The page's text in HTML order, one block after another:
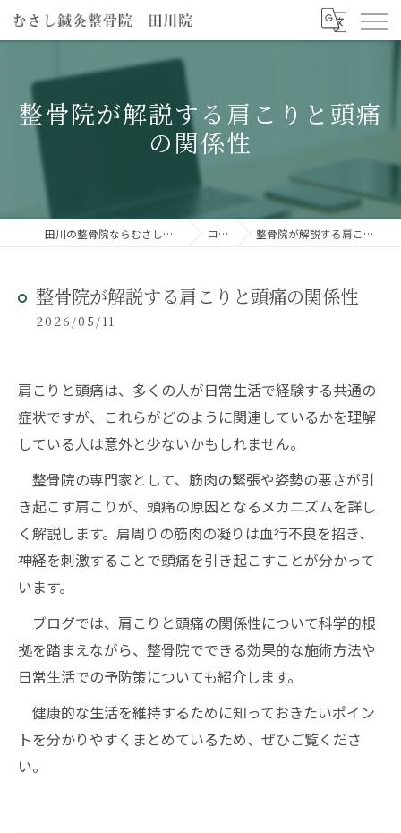
整骨院が解説する肩こりと頭痛
の関係性
田川の整骨院ならむさし鍼灸整骨院 田川院 コラム 整骨院が解説する肩こりと頭痛の関係性
整骨院が解説する肩こりと頭痛の関係性
2026/05/11
肩こりと頭痛は、多くの人が日常生活で経験する共通の
症状ですが、これらがどのように関連しているかを理解
している人は意外と少ないかもしれません。
整骨院の専門家として、筋肉の緊張や姿勢の悪さが引
き起こす肩こりが、頭痛の原因となるメカニズムを詳し
く解説します。肩周りの筋肉の凝りは血行不良を招き、
神経を刺激することで頭痛を引き起こすことが分かって
います。
ブログでは、肩こりと頭痛の関係性について科学的根
拠を踏まえながら、整骨院でできる効果的な施術方法や
日常生活での予防策についても紹介します。
健康的な生活を維持するために知っておきたいポイン
トを分かりやすくまとめているため、ぜひご覧くださ
い。